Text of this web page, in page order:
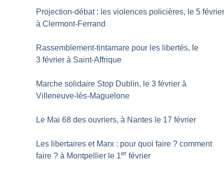
Projection-débat : les violences policières, le 5
à Clermont-Ferrand
Rassemblement-tintamare pour les libertés, le
3 février à Saint-Affrique
Marche solidaire Stop Dublin, le 3 février à
Villeneuve-lès-Maguelone
Le Mai 68 des ouvriers, à Nantes le 17 février
Les libertaires et Marx : pour quoi faire ? comment
faire ? à Montpellier le 1er février